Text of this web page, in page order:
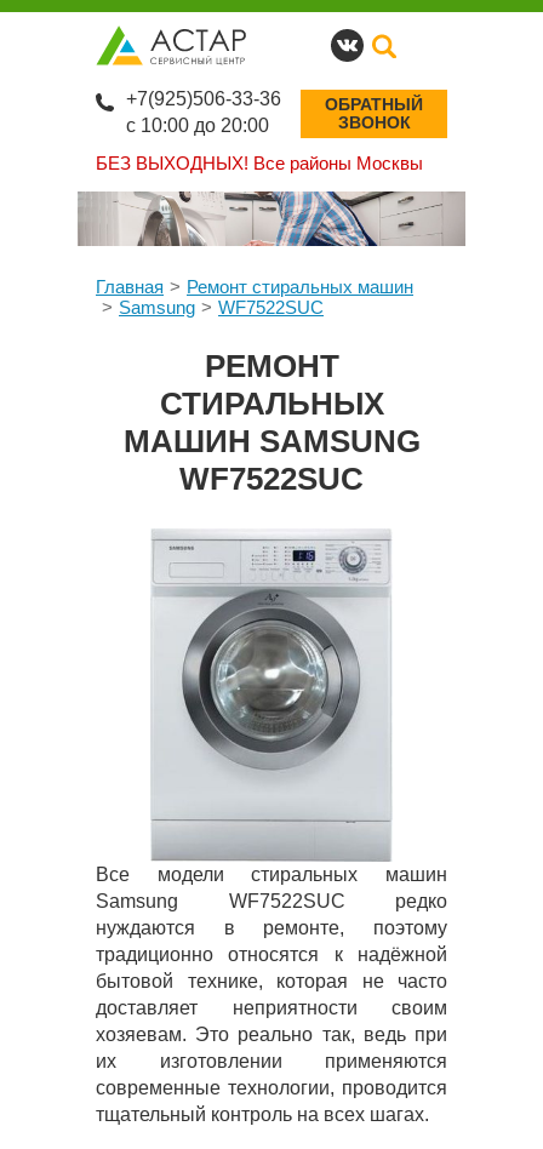
БЕЗ ВЫХОДНЫХ! Все районы Москвы
+7(925)506-33-36
с 10:00 до 20:00
ОБРАТНЫЙ
ЗВОНОК
Главная
Ремонт стиральных машин
Samsung
WF7522SUC
РЕМОНТ
СТИРАЛЬНЫХ
МАШИН SAMSUNG
WF7522SUC
Все модели стиральных машин
Samsung WF7522SUC редко
нуждаются в ремонте, поэтому
традиционно относятся к надёжной
бытовой технике, которая не часто
доставляет неприятности своим
хозяевам. Это реально так, ведь при
их изготовлении применяются
современные технологии, проводится
тщательный контроль на всех шагах.